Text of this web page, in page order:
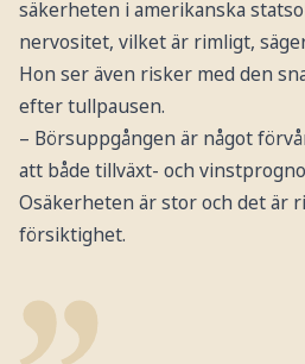
säkerheten i amerikanska
nervositet, vilket är rimligt,
Hon ser även risker med den
efter tullpausen.
– Börsuppgången är något
att både tillväxt- och
Osäkerheten är stor och det är
försiktighet.